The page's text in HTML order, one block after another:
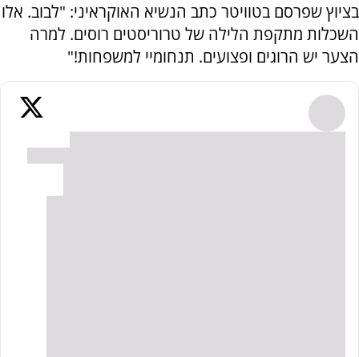
בציוץ שפרסם בטוויטר כתב הנשיא האוקראיני: "לבוב. אלו
השכלות מתקפת הלילה של טרוריסטים רוסים. למרה
הצער יש הרוגים ופצועים. תנחומיי למשפחות!"